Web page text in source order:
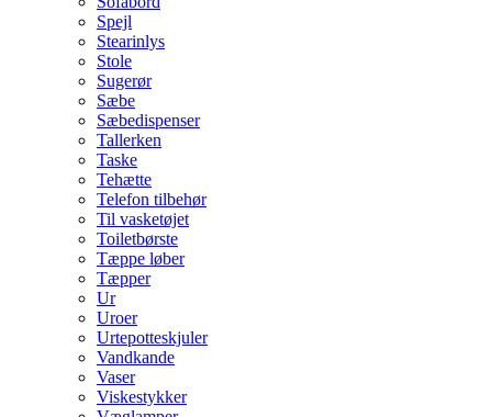
Spejl
Stearinlys
Stole
Sugerør
Sæbe
Sæbedispenser
Tallerken
Taske
Tehætte
Telefon tilbehør
Til vasketøjet
Toiletbørste
Tæppe løber
Tæpper
Ur
Uroer
Urtepotteskjuler
Vandkande
Vaser
Viskestykker